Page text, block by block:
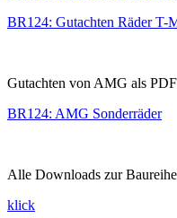
BR124: Gutachten Räder T-
Gutachten von AMG als
BR124: AMG Sonderräder
Alle Downloads zur
klick